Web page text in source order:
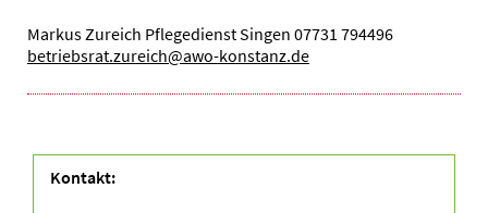
Markus Zureich Pflegedienst Singen 07731 794496
betriebsrat.zureich@awo-konstanz.de
Kontakt: